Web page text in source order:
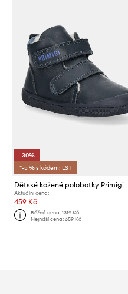
-30%
*-5 % s kódem: LST
Dětské kožené polobotky Primigi
Aktuální cena:
459 Kč
Běžná cena:1319 Kč
Nejnižší cena:659 Kč